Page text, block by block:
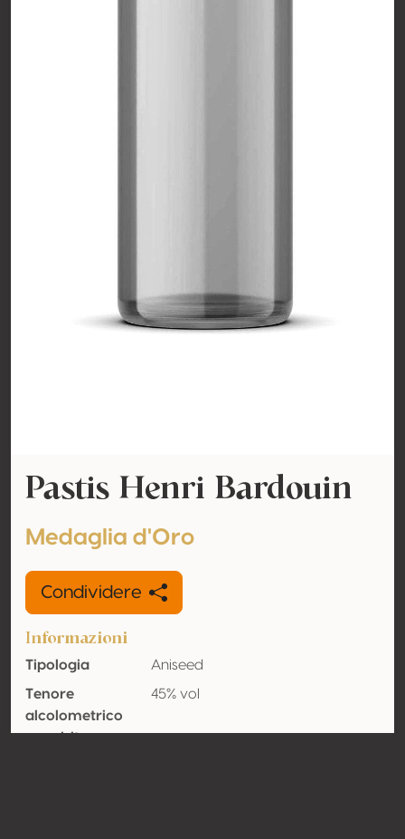
Pastis Henri Bardouin
Medaglia d'Oro
Condividere
Informazioni
Tipologia
Aniseed
Tenore
alcolometrico
acquisito
45% vol